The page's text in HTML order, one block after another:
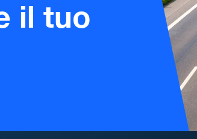
il tuo